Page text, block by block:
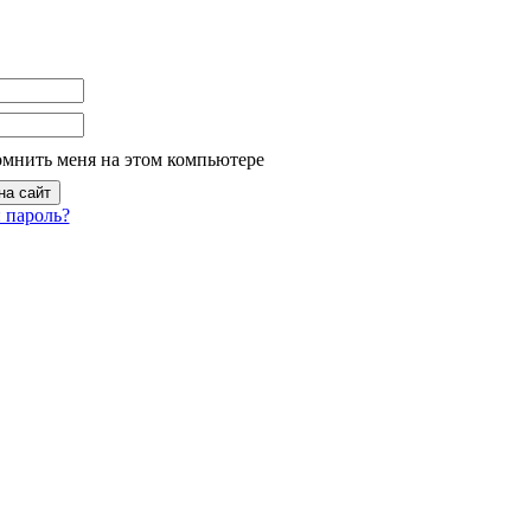
меня на этом компьютере